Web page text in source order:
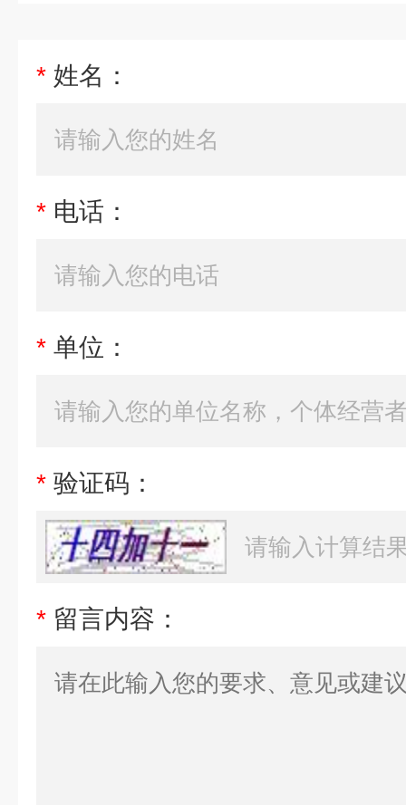
* 姓名：
* 电话：
* 单位：
* 验证码：
* 留言内容：